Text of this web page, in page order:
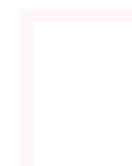
食事ではなかなか
りました。味はし
ンパクトなため、